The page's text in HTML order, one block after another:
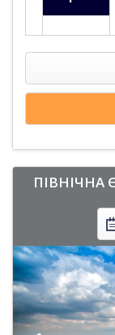
НЕ ДОЗВОЛЕНО:
Чому обирають
- Лідер круїзного
експертів.
- Новітній флот,
- Офіційний
- Гарантія
Як забронювати
- Оберіть круїз на
- Уточнюйте
ПІВНІЧНА